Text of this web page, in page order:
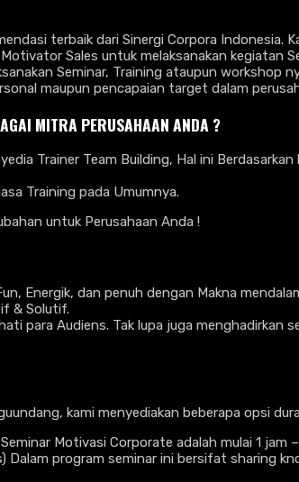
terbaik dari Sinergi Corpora Indonesia.
Sales untuk melaksanakan kegiatan
Seminar, Training ataupun workshop
maupun pencapaian target dalam
MITRA PERUSAHAAN ANDA ?
Trainer Team Building, Hal ini
Training pada Umumnya.
untuk Perusahaan Anda !
Energik, dan penuh dengan Makna
& Solutif.
para Audiens. Tak lupa juga
kami menyediakan beberapa opsi
Motivasi Corporate adalah mulai 1
Dalam program seminar ini bersifat sharing